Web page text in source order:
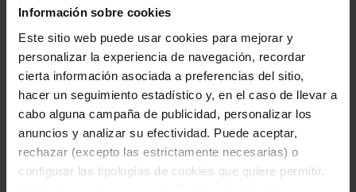
Información sobre cookies
Este sitio web puede usar cookies para mejorar y
personalizar la experiencia de navegación, recordar
cierta información asociada a preferencias del sitio,
hacer un seguimiento estadístico y, en el caso de llevar a
cabo alguna campaña de publicidad, personalizar los
anuncios y analizar su efectividad. Puede aceptar,
rechazar (excepto las estrictamente necesarias) o
configurar las tipologías de cookies que quiere permitir.
aire deportivo. El logotipo bordado en el pecho
o actividades ligeras, ofrece una silueta relajada y
DETALLES DEL PRODUCTO
DEVOLUCIONES Y CAMBIOS
INFORMACIÓN ENVÍOS